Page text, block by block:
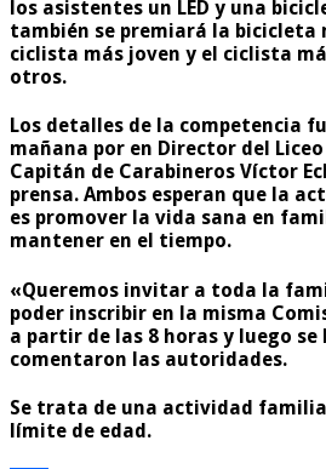
los asistentes un LED y una
también se premiará la bicicleta
ciclista más joven y el ciclista
otros.
Los detalles de la competencia
mañana por en Director del
Capitán de Carabineros Víctor
prensa. Ambos esperan que la
es promover la vida sana en
mantener en el tiempo.
«Queremos invitar a toda la
poder inscribir en la misma
a partir de las 8 horas y luego
comentaron las autoridades.
Se trata de una actividad
límite de edad.